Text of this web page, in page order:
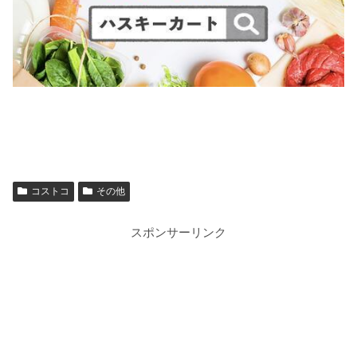
コストコ その他
スポンサーリンク